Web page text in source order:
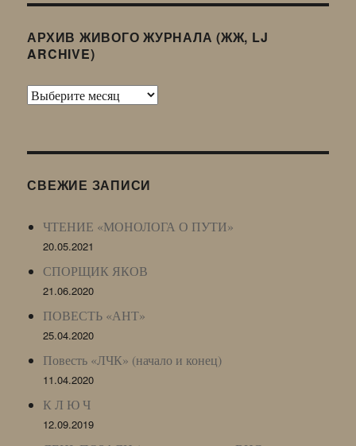
АРХИВ ЖИВОГО ЖУРНАЛА (ЖЖ, LJ
ARCHIVE)
Архив
LJ
СВЕЖИЕ ЗАПИСИ
ЧТЕНИЕ «МОНОЛОГА О ПУТИ»
20.05.2021
СПОРЩИК ЯКОВ
21.06.2020
ПОВЕСТЬ «АНТ»
25.04.2020
Повесть «ЛЧК» (начало и конец)
11.04.2020
К Л Ю Ч
12.09.2019